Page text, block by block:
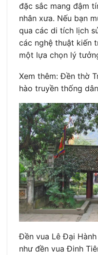
đặc sắc mang đậm
nhân xưa. Nếu bạn
qua các di tích lịch
các nghệ thuật kiến
một lựa chọn lý
Xem thêm: Đền thờ
hào truyền thống
Đền vua Lê Đại
như đền vua Đinh